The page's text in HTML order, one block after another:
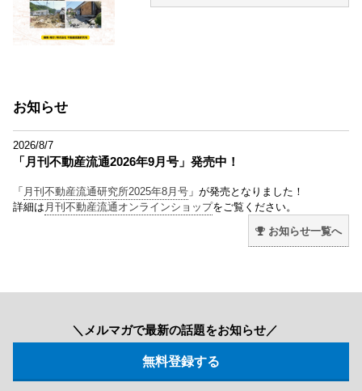
お知らせ
2026/8/7
「月刊不動産流通2026年9月号」発売中！
「 月刊不動産流通研究所2025年8月号 」が発売となりました！
詳細は 月刊不動産流通オンラインショップをご覧ください。
お知らせ一覧へ
＼メルマガで最新の話題をお知らせ／